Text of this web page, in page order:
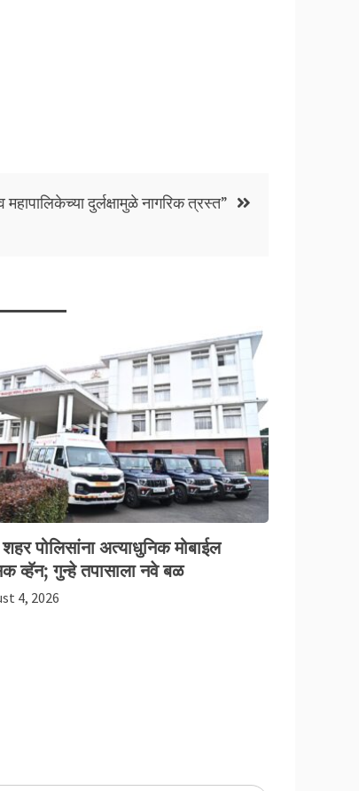
दुर्लक्षामुळे नागरिक त्रस्त”
पोलिसांना अत्याधुनिक मोबाईल
व्हॅन; गुन्हे तपासाला नवे बळ
4, 2026